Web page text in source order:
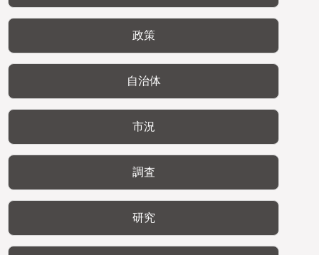
政策
自治体
市況
調査
研究